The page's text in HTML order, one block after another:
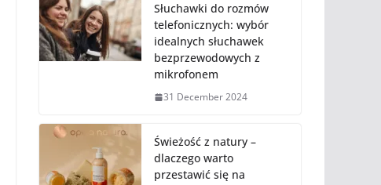
Słuchawki do rozmów
telefonicznych: wybór
idealnych słuchawek
bezprzewodowych z
mikrofonem
31 December 2024
Świeżość z natury –
dlaczego warto
przestawić się na